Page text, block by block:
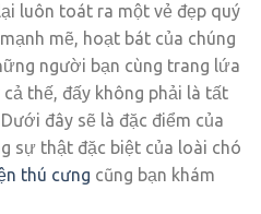
luôn toát ra một vẻ đẹp quý
mẽ, hoạt bát của chúng
người bạn cùng trang lứa
thế, đấy không phải là tất
đây sẽ là đặc điểm của
sự thật đặc biệt của loài chó
thú cưng cũng bạn khám